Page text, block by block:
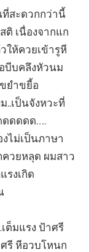
ที่สะดวกกว่านี้
เนื่องจากแก
ให้ควยเข้ารูหี
บีบคลึงหัวนม
ยำขยี้อ
เป็นจังหวะที่
ดดดดด….
งไม่เป็นภาษา
วยหลุด ผมสาว
รงเกิด
ต็มแรง ป้าศรี
รี หีอวบโหนก